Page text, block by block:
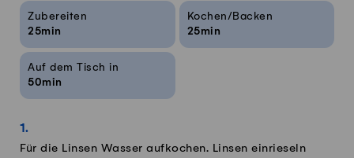
Rezeptinfos
Zubereiten
25min
Kochen/Backen
25min
Auf dem Tisch in
50min
Für die Linsen Wasser aufkochen. Linsen einrieseln